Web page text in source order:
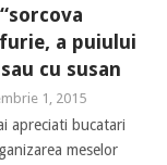
a puiului
cu susan
1, 2015
apreciati bucatari
meselor